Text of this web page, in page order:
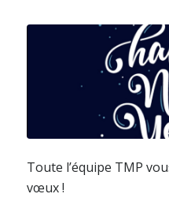
Toute l’équipe TMP
vœux !